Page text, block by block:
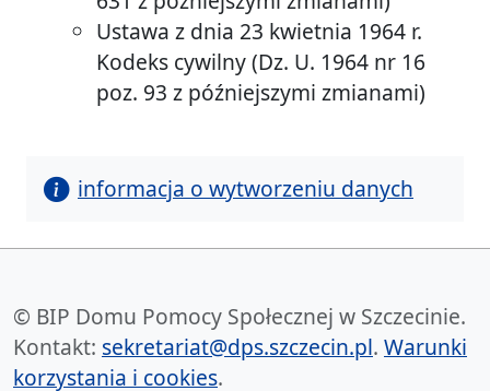
Ustawa z dnia 23 kwietnia 1964 r.
Kodeks cywilny (Dz. U. 1964 nr 16
poz. 93 z późniejszymi zmianami)
informacja o wytworzeniu danych
© BIP Domu Pomocy Społecznej w Szczecinie.
Kontakt: sekretariat@dps.szczecin.pl. Warunki
korzystania i cookies.